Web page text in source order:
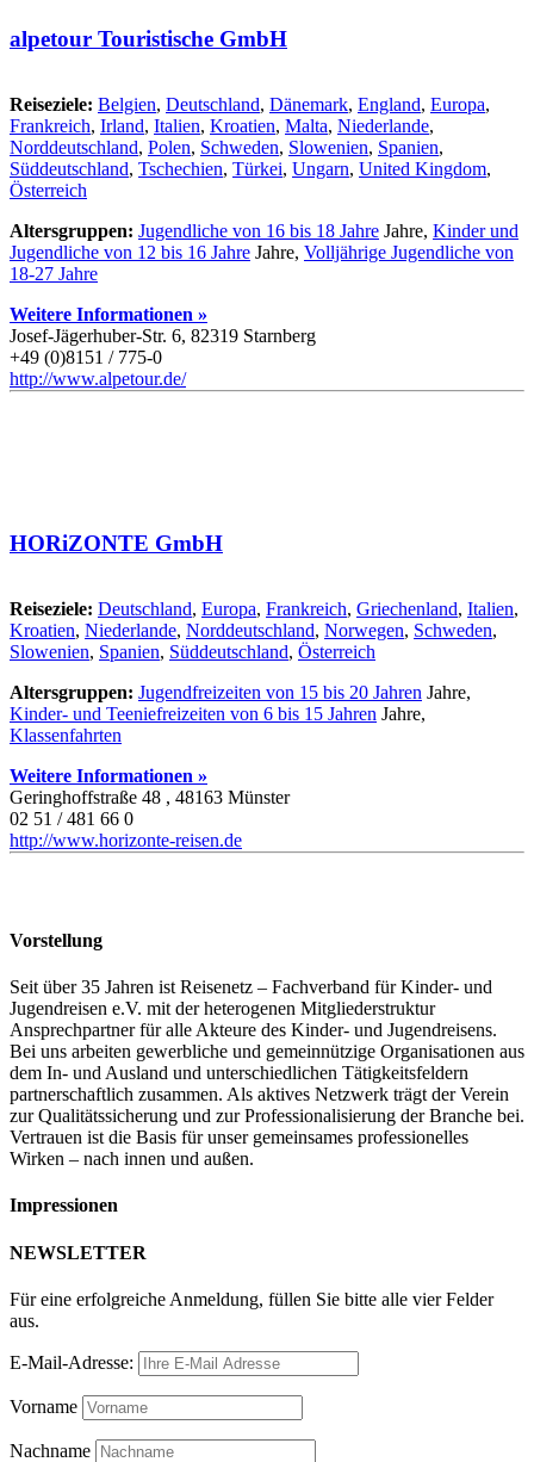
alpetour Touristische GmbH
Reiseziele: Belgien, Deutschland, Dänemark, England, Europa,
Frankreich, Irland, Italien, Kroatien, Malta, Niederlande,
Norddeutschland, Polen, Schweden, Slowenien, Spanien,
Süddeutschland, Tschechien, Türkei, Ungarn, United Kingdom,
Österreich
Altersgruppen: Jugendliche von 16 bis 18 Jahre Jahre, Kinder und
Jugendliche von 12 bis 16 Jahre Jahre, Volljährige Jugendliche von
18-27 Jahre
Weitere Informationen »
Josef-Jägerhuber-Str. 6, 82319 Starnberg
+49 (0)8151 / 775-0
http://www.alpetour.de/
HORiZONTE GmbH
Reiseziele: Deutschland, Europa, Frankreich, Griechenland, Italien,
Kroatien, Niederlande, Norddeutschland, Norwegen, Schweden,
Slowenien, Spanien, Süddeutschland, Österreich
Altersgruppen: Jugendfreizeiten von 15 bis 20 Jahren Jahre,
Kinder- und Teeniefreizeiten von 6 bis 15 Jahren Jahre,
Klassenfahrten
Weitere Informationen »
Geringhoffstraße 48 , 48163 Münster
02 51 / 481 66 0
http://www.horizonte-reisen.de
Vorstellung
Seit über 35 Jahren ist Reisenetz – Fachverband für Kinder- und
Jugendreisen e.V. mit der heterogenen Mitgliederstruktur
Ansprechpartner für alle Akteure des Kinder- und Jugendreisens.
Bei uns arbeiten gewerbliche und gemeinnützige Organisationen aus
dem In- und Ausland und unterschiedlichen Tätigkeitsfeldern
partnerschaftlich zusammen. Als aktives Netzwerk trägt der Verein
zur Qualitätssicherung und zur Professionalisierung der Branche bei.
Vertrauen ist die Basis für unser gemeinsames professionelles
Wirken – nach innen und außen.
Impressionen
NEWSLETTER
Für eine erfolgreiche Anmeldung, füllen Sie bitte alle vier Felder
aus.
E-Mail-Adresse:
Vorname
Nachname